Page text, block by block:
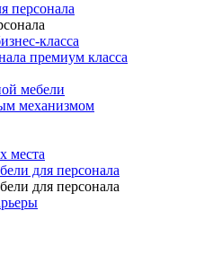
персонала
класса
премиум класса
мебели
механизмом
места
для персонала
для персонала